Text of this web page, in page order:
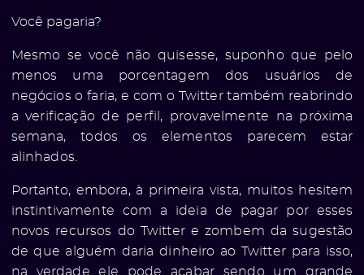
Você pagaria?
Mesmo se você não quisesse, suponho que pelo
menos uma porcentagem dos usuários de
negócios o faria, e com o Twitter também reabrindo
a verificação de perfil, provavelmente na próxima
semana, todos os elementos parecem estar
alinhados.
Portanto, embora, à primeira vista, muitos hesitem
instintivamente com a ideia de pagar por esses
novos recursos do Twitter e zombem da sugestão
de que alguém daria dinheiro ao Twitter para isso,
na verdade ele pode acabar sendo um grande